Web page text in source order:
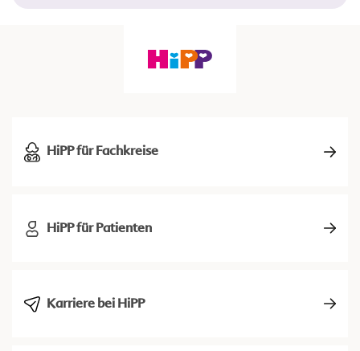
HiPP für Fachkreise
HiPP für Patienten
Karriere bei HiPP